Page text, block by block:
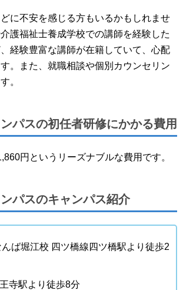
に不安を感じる方もいるかもしれませ
護福祉士養成学校での講師を経験した
経験豊富な講師が在籍していて、心配
。また、就職相談や個別カウンセリン
。
パスの初任者研修にかかる費用
円というリーズナブルな費用です。
パスのキャンパス紹介
ば堀江校 四ツ橋線四ツ橋駅より徒歩2
寺駅より徒歩8分